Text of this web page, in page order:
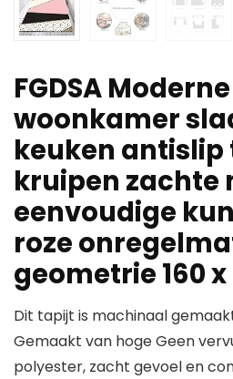
FGDSA
woonkamer
keuken
kruipen zachte
eenvoudige
roze
geometrie 160
Dit tapijt is machinaal
Gemaakt van hoge Geen
polyester, zacht gevoel en